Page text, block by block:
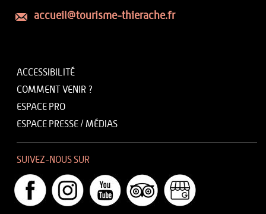
accueil@tourisme-thierache.fr
ACCESSIBILITÉ
COMMENT VENIR ?
ESPACE PRO
ESPACE PRESSE / MÉDIAS
SUIVEZ-NOUS SUR